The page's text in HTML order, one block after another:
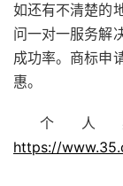
如还有不清楚的
问一对一服务解
成功率。商标申
惠。
个人
https://